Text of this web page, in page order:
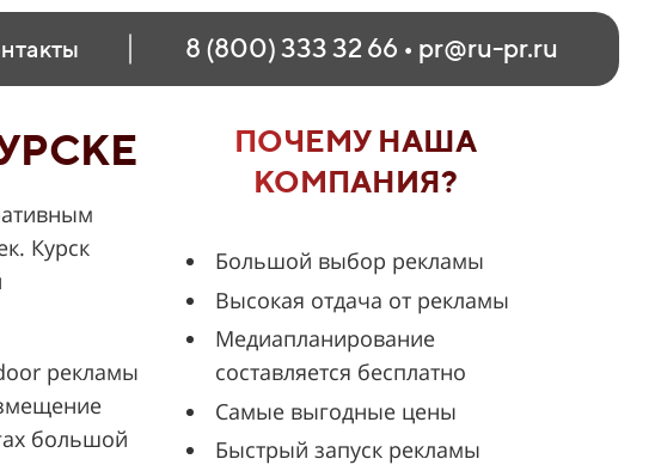
8 (800) 333 32 66 • pr@ru-pr.ru
Курск
рекламы
большой
ПОЧЕМУ НАША
КОМПАНИЯ?
Большой выбор рекламы
Высокая отдача от рекламы
Медиапланирование
составляется бесплатно
Самые выгодные цены
Быстрый запуск рекламы